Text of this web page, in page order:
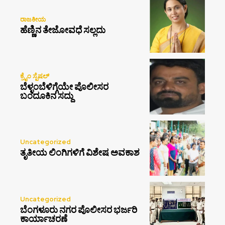
ರಾಜಕೀಯ
ಹೆಣ್ಣಿನ ತೇಜೋವಧೆ ಸಲ್ಲದು
ಕ್ರೈಂ ಸ್ಪೆಷಲ್
ಬೆಳ್ಳಂಬೆಳಿಗ್ಗೆಯೇ ಪೊಲೀಸರ
ಬಂದೂಕಿನ ಸದ್ದು
Uncategorized
ತೃತೀಯ ಲಿಂಗಿಗಳಿಗೆ ವಿಶೇಷ ಅವಕಾಶ
Uncategorized
ಬೆಂಗಳೂರು ನಗರ ಪೊಲೀಸರ ಭರ್ಜರಿ
ಕಾರ್ಯಾಚರಣೆ